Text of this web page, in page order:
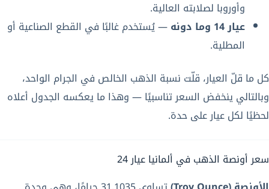
وأوروبا لصلابته العالية.
عيار 14 وما دونه
— يُستخدم غالبًا في القطع الصناعية أو
المطلية.
كل ما قلّ العيار، قلّت نسبة الذهب الخالص في الجرام الواحد،
وبالتالي ينخفض السعر تناسبيًا — وهذا ما يعكسه الجدول أعلاه
لحظيًا لكل عيار على حدة.
سعر أونصة الذهب في ألمانيا عيار 24